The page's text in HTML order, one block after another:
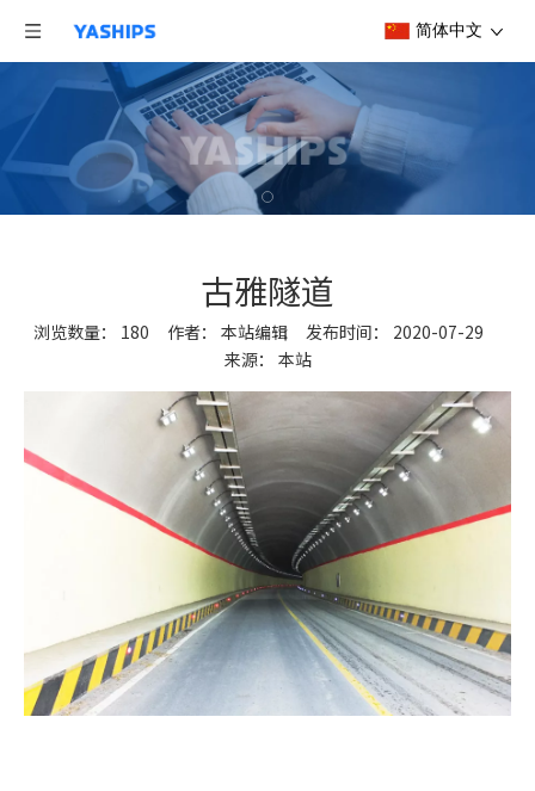
简体中文
古雅隧道
浏览数量： 180 作者： 本站编辑 发布时间： 2020-07-29
来源： 本站
["wechat","weibo","qzone","douban","email"]